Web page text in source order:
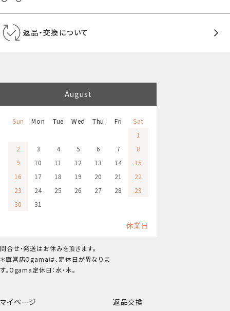
返品・交換について
マイページ
返品交換
August
Sun Mon Tue Wed Thu Fri
Sat
1
2
3 4 5 6 7
8
9
10 11 12 13 14
15
16
17 18 19 20 21
22
23
24 25 26 27 28
29
30
31
休業日
問合せ・発送はお休みを頂きます。
＊直営店Ogamaは、定休日が異なりま
す。Ogama定休日：水・木。